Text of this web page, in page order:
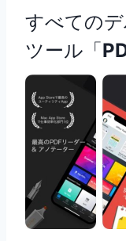
すべての
ツール「